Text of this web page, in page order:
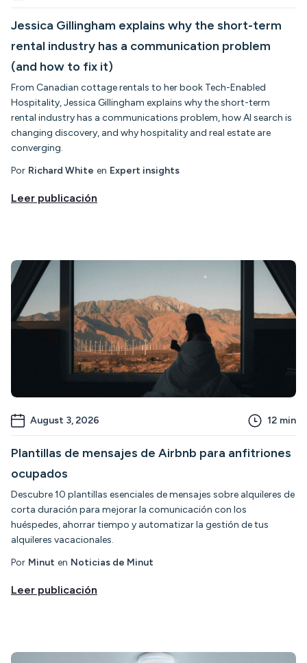
Jessica Gillingham explains why the short-term
rental industry has a communication problem
(and how to fix it)
From Canadian cottage rentals to her book Tech-Enabled
Hospitality, Jessica Gillingham explains why the short-term
rental industry has a communications problem, how AI search is
changing discovery, and why hospitality and real estate are
converging.
Por Richard White en Expert insights
Leer publicación
August 3, 2026 12 min
Plantillas de mensajes de Airbnb para anfitriones
ocupados
Descubre 10 plantillas esenciales de mensajes sobre alquileres de
corta duración para mejorar la comunicación con los
huéspedes, ahorrar tiempo y automatizar la gestión de tus
alquileres vacacionales.
Por Minut en Noticias de Minut
Leer publicación